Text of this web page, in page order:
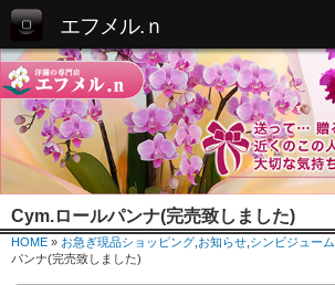
エフメル.ｎ
Cym.ロールパンナ(完売致しました)
HOME » お急ぎ現品ショッピング お知らせ シンビジューム
パンナ(完売致しました)